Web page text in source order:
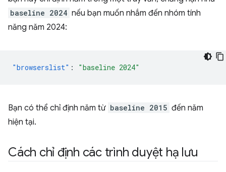
baseline 2024 nếu bạn muốn nhắm đến nhóm tính
năng năm 2024:
"browserslist" : "baseline 2024"
Bạn có thể chỉ định năm từ baseline 2015 đến năm
hiện tại.
Cách chỉ định các trình duyệt hạ lưu